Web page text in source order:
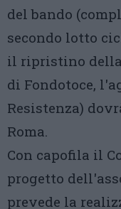
del bando
secondo lotto
il ripristino
di Fondotoce,
Resistenza)
Roma.
Con capofila il
progetto
prevede la